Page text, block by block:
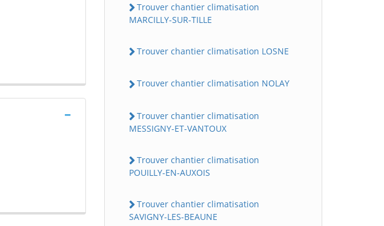
Trouver chantier climatisation
MARCILLY-SUR-TILLE
Trouver chantier climatisation LOSNE
Trouver chantier climatisation NOLAY
Trouver chantier climatisation
MESSIGNY-ET-VANTOUX
Trouver chantier climatisation
POUILLY-EN-AUXOIS
Trouver chantier climatisation
SAVIGNY-LES-BEAUNE